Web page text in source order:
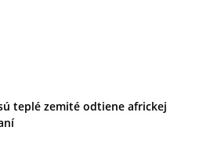
teplé zemité odtiene africkej